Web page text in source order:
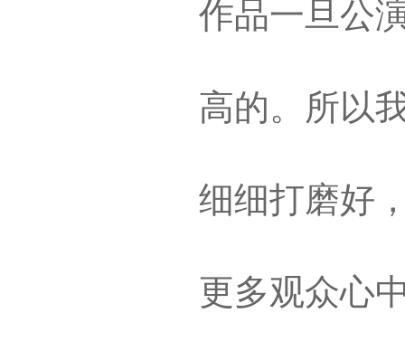
作品一旦公
高的。所以
细细打磨好
更多观众心